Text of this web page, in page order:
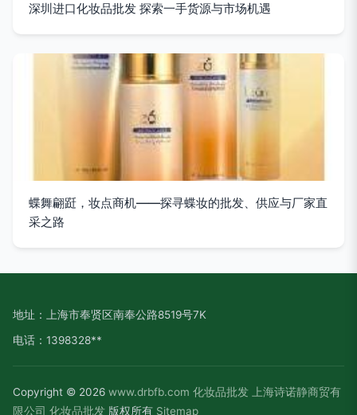
深圳进口化妆品批发 探索一手货源与市场机遇
蝶舞翩跹，妆点商机——探寻蝶妆的批发、供应与厂家直
采之路
地址：上海市奉贤区南奉公路8519号7K
电话：1398328**
Copyright © 2026 www.drbfb.com 化妆品批发
上海诗诺静商贸有
限公司 化妆品批发 版权所有 Sitemap